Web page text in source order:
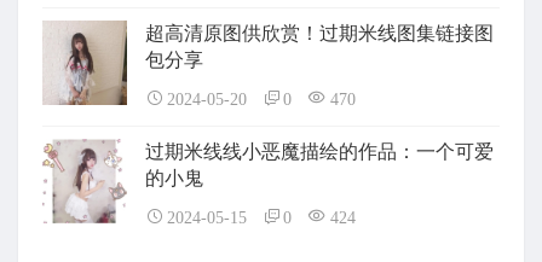
超高清原图供欣赏！过期米线图集链接图
包分享
2024-05-20 0 470
过期米线线小恶魔描绘的作品：一个可爱
的小鬼
2024-05-15 0 424